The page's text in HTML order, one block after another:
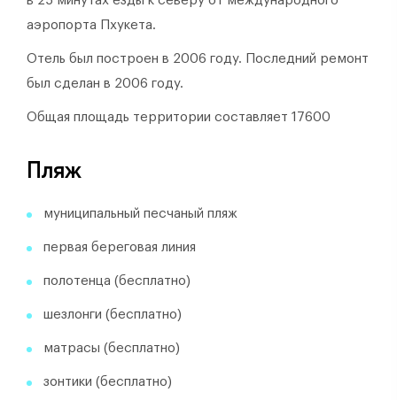
аэропорта Пхукета.
Отель был построен в 2006 году. Последний ремонт
был сделан в 2006 году.
Общая площадь территории составляет 17600
Пляж
муниципальный песчаный пляж
первая береговая линия
полотенца (бесплатно)
шезлонги (бесплатно)
матрасы (бесплатно)
зонтики (бесплатно)